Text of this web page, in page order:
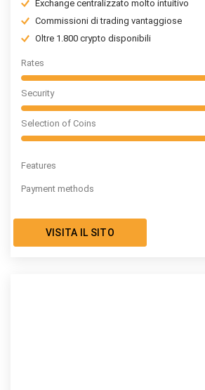
Exchange centralizzato molto intuitivo
Commissioni di trading vantaggiose
Oltre 1.800 crypto disponibili
Rates
Security
Selection of Coins
Features
Payment methods
VISITA IL SITO